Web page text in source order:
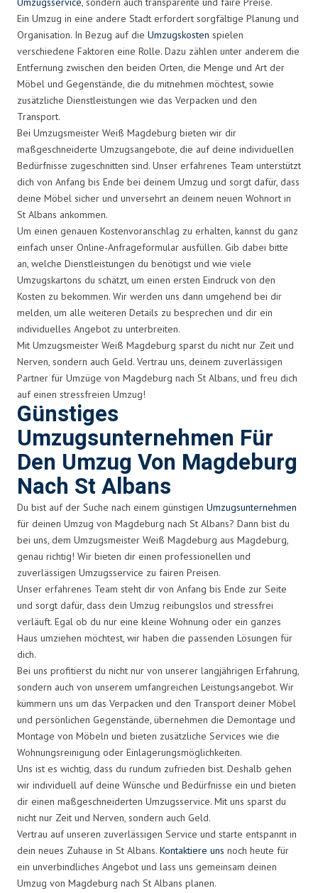
Ein Umzug in eine andere Stadt erfordert sorgfältige Planung und
Organisation. In Bezug auf die Umzugskosten spielen
verschiedene Faktoren eine Rolle. Dazu zählen unter anderem die
Entfernung zwischen den beiden Orten, die Menge und Art der
Möbel und Gegenstände, die du mitnehmen möchtest, sowie
zusätzliche Dienstleistungen wie das Verpacken und den
Transport.
Bei Umzugsmeister Weiß Magdeburg bieten wir dir
maßgeschneiderte Umzugsangebote, die auf deine individuellen
Bedürfnisse zugeschnitten sind. Unser erfahrenes Team unterstützt
dich von Anfang bis Ende bei deinem Umzug und sorgt dafür, dass
deine Möbel sicher und unversehrt an deinem neuen Wohnort in
St Albans ankommen.
Um einen genauen Kostenvoranschlag zu erhalten, kannst du ganz
einfach unser Online-Anfrageformular ausfüllen. Gib dabei bitte
an, welche Dienstleistungen du benötigst und wie viele
Umzugskartons du schätzt, um einen ersten Eindruck von den
Kosten zu bekommen. Wir werden uns dann umgehend bei dir
melden, um alle weiteren Details zu besprechen und dir ein
individuelles Angebot zu unterbreiten.
Mit Umzugsmeister Weiß Magdeburg sparst du nicht nur Zeit und
Nerven, sondern auch Geld. Vertrau uns, deinem zuverlässigen
Partner für Umzüge von Magdeburg nach St Albans, und freu dich
auf einen stressfreien Umzug!
Günstiges
Umzugsunternehmen Für
Den Umzug Von Magdeburg
Nach St Albans
Du bist auf der Suche nach einem günstigen Umzugsunternehmen
für deinen Umzug von Magdeburg nach St Albans? Dann bist du
bei uns, dem Umzugsmeister Weiß Magdeburg aus Magdeburg,
genau richtig! Wir bieten dir einen professionellen und
zuverlässigen Umzugsservice zu fairen Preisen.
Unser erfahrenes Team steht dir von Anfang bis Ende zur Seite
und sorgt dafür, dass dein Umzug reibungslos und stressfrei
verläuft. Egal ob du nur eine kleine Wohnung oder ein ganzes
Haus umziehen möchtest, wir haben die passenden Lösungen für
dich.
Bei uns profitierst du nicht nur von unserer langjährigen Erfahrung,
sondern auch von unserem umfangreichen Leistungsangebot. Wir
kümmern uns um das Verpacken und den Transport deiner Möbel
und persönlichen Gegenstände, übernehmen die Demontage und
Montage von Möbeln und bieten zusätzliche Services wie die
Wohnungsreinigung oder Einlagerungsmöglichkeiten.
Uns ist es wichtig, dass du rundum zufrieden bist. Deshalb gehen
wir individuell auf deine Wünsche und Bedürfnisse ein und bieten
dir einen maßgeschneiderten Umzugsservice. Mit uns sparst du
nicht nur Zeit und Nerven, sondern auch Geld.
Vertrau auf unseren zuverlässigen Service und starte entspannt in
dein neues Zuhause in St Albans. Kontaktiere uns noch heute für
ein unverbindliches Angebot und lass uns gemeinsam deinen
Umzug von Magdeburg nach St Albans planen.